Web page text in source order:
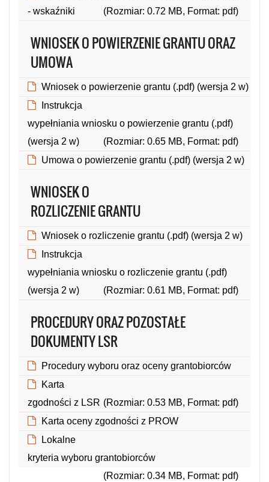
- wskaźniki
(Rozmiar: 0.72 MB, Format: pdf)
WNIOSEK O POWIERZENIE GRANTU ORAZ
UMOWA
Wniosek o powierzenie grantu (.pdf) (wersja 2 w)
Instrukcja
wypełniania wniosku o powierzenie grantu (.pdf)
(wersja 2 w)
(Rozmiar: 0.65 MB, Format: pdf)
Umowa o powierzenie grantu (.pdf) (wersja 2 w)
WNIOSEK O
ROZLICZENIE GRANTU
Wniosek o rozliczenie grantu (.pdf) (wersja 2 w)
Instrukcja
wypełniania wniosku o rozliczenie grantu (.pdf)
(wersja 2 w)
(Rozmiar: 0.61 MB, Format: pdf)
PROCEDURY ORAZ POZOSTAŁE
DOKUMENTY LSR
Procedury wyboru oraz oceny grantobiorców
Karta
zgodności z LSR (Rozmiar: 0.53 MB, Format: pdf)
Karta oceny zgodności z PROW
Lokalne
kryteria wyboru grantobiorców
(Rozmiar: 0.34 MB, Format: pdf)